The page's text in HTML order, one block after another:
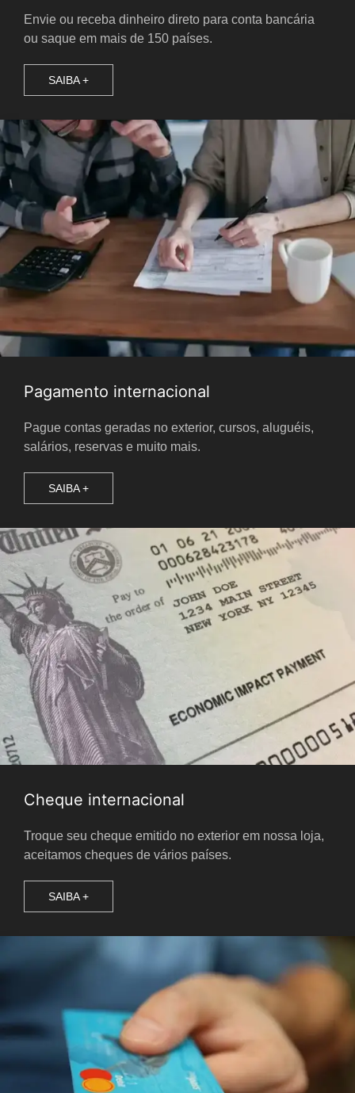
Envie ou receba dinheiro direto para conta bancária
ou saque em mais de 150 países.
SAIBA +
Pagamento internacional
Pague contas geradas no exterior, cursos, aluguéis,
salários, reservas e muito mais.
SAIBA +
Cheque internacional
Troque seu cheque emitido no exterior em nossa loja,
aceitamos cheques de vários países.
SAIBA +